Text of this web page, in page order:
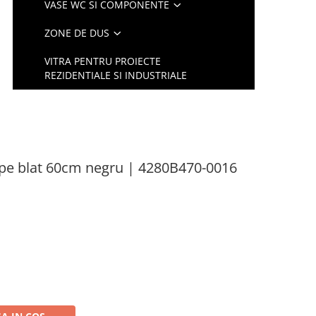
VASE WC SI COMPONENTE
ZONE DE DUS
VITRA PENTRU PROIECTE
REZIDENTIALE SI INDUSTRIALE
blat 60cm negru | 4280B470-0016